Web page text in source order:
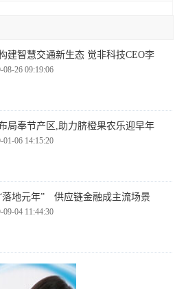
建智慧交通新生态 觉非科技CEO李
08-26 09:19:06
局奉节产区,助力脐橙果农乐迎早年
01-06 14:15:20
落地元年” 供应链金融成主流场景
09-04 11:44:30